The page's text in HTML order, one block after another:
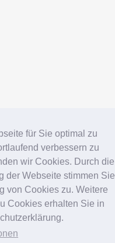
für Sie optimal zu
verbessern zu
wir Cookies. Durch die
der Webseite stimmen Sie
von Cookies zu. Weitere
Cookies erhalten Sie in